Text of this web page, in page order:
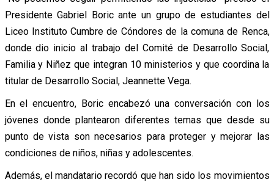
Presidente Gabriel Boric ante un grupo de estudiantes del
Liceo Instituto Cumbre de Cóndores de la comuna de Renca,
donde dio inicio al trabajo del Comité de Desarrollo Social,
Familia y Niñez que integran 10 ministerios y que coordina la
titular de Desarrollo Social, Jeannette Vega.
En el encuentro, Boric encabezó una conversación con los
jóvenes donde plantearon diferentes temas que desde su
punto de vista son necesarios para proteger y mejorar las
condiciones de niños, niñas y adolescentes.
Además, el mandatario recordó que han sido los movimientos